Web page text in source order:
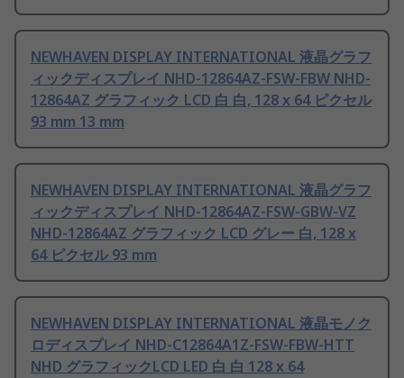
NEWHAVEN DISPLAY INTERNATIONAL 液晶グラフ
ィックディスプレイ NHD-12864AZ-FSW-FBW NHD-
12864AZ グラフィック LCD 白 白, 128 x 64 ピクセル
93 mm 13 mm
NEWHAVEN DISPLAY INTERNATIONAL 液晶グラフ
ィックディスプレイ NHD-12864AZ-FSW-GBW-VZ
NHD-12864AZ グラフィック LCD グレー 白, 128 x
64 ピクセル 93 mm
NEWHAVEN DISPLAY INTERNATIONAL 液晶モノク
ロディスプレイ NHD-C12864A1Z-FSW-FBW-HTT
NHD グラフィックLCD LED 白 白 128 x 64